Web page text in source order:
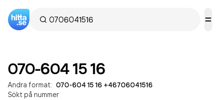
070-604 15 16
Andra format: 070-604 15 16 +46706041516
Sökt på nummer